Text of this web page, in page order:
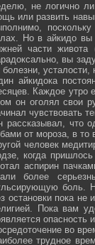
не логично
или развить
Но в айкидо вы
части
вы
болезни, усталости,
айкидока
Каждое утро
он оголял свои
чувствовать
рассказывал, что
от мороза, в
человек
когда
аспирин
более
боль.
остановки пока не
Пока вам
во
трудное